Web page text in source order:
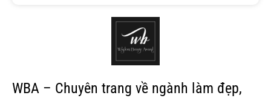
WBA – Chuyên trang về ngành làm đẹp,